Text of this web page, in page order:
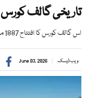
تاریخی گالف
اس گالف کورس کا افتتاح 1887 میں کیا گیا تھا
ویب ڈیسک June 03, 2026